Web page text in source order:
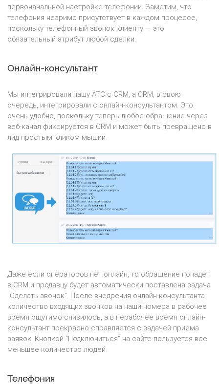
первоначальной настройке телефонии. Заметим, что
телефония незримо присутствует в каждом процессе,
поскольку телефонный звонок клиенту — это
обязательный атрибут любой сделки.
Онлайн-консультант
Мы интегрировали нашу АТС с CRM, а CRM, в свою
очередь, интегрировали с онлайн-консультантом. Это
очень удобно, поскольку теперь любое обращение через
веб-канал фиксируется в CRM и может быть превращено в
лид простым кликом мышки.
Даже если операторов нет онлайн, то обращение попадет
в CRM и продавцу будет автоматически поставлена задача
“Сделать звонок”. После внедрения онлайн-консультанта
количество входящих звонков на наши номера в рабочее
время ощутимо снизилось, а в нерабочее время онлайн-
консультант прекрасно справляется с задачей приема
заявок. Кнопкой “Подключиться” на сайте пользуется все
меньшее количество людей.
Телефония